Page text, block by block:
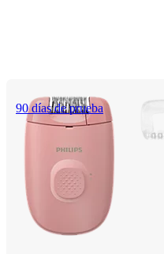
90 días de prueba